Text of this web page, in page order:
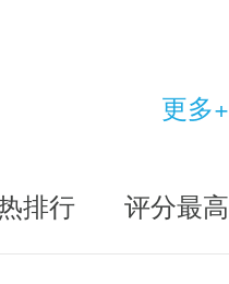
更多+
排行 评分最高